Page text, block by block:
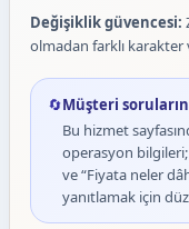
Değişiklik güvencesi:
olmadan farklı
🔄Müşteri
Bu hizmet
operasyon bilgileri;
ve “Fiyata neler
yanıtlamak için